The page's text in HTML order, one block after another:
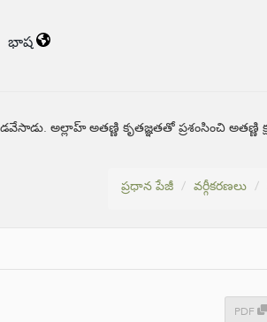
భాష
అల్లాహ్ అతణ్ణి కృతజ్ఞతతో ప్రశంసించి అతణ్ణి
ప్రధాన పేజీ వర్గీకరణలు
PDF